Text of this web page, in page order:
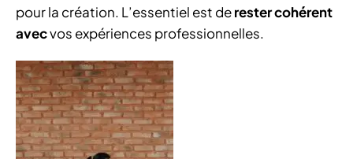
pour la création. L’essentiel est derester cohérent
avecvos expériences professionnelles.